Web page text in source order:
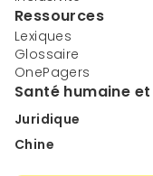
Ressources
Lexiques
Glossaire
OnePagers
Santé humaine
Juridique
Chine